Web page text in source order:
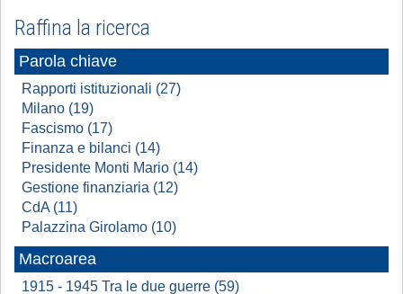
Raffina la ricerca
Parola chiave
Rapporti istituzionali (27)
Milano (19)
Fascismo (17)
Finanza e bilanci (14)
Presidente Monti Mario (14)
Gestione finanziaria (12)
CdA (11)
Palazzina Girolamo (10)
Macroarea
1915 - 1945 Tra le due guerre (59)